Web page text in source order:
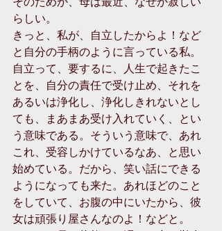
らしい。
きっと、私が、自立したからよ！など
と自分の手柄のように言っている私。
自立って、要するに、人生で起きたこ
とを、自分の責任で受け止め、それを
あるいは浄化し、浄化しきれないとし
ても、まあまあ受け入れていく、とい
う意味である。そういう意味で、あれ
これ、受容しかけているなあ、と思い
始めている。だから、笑い話にできる
ようになっても来た。あれほどのこと
をしていて、お腹の中にいたから、彼
女は頑張り屋さんなのよ！などと。